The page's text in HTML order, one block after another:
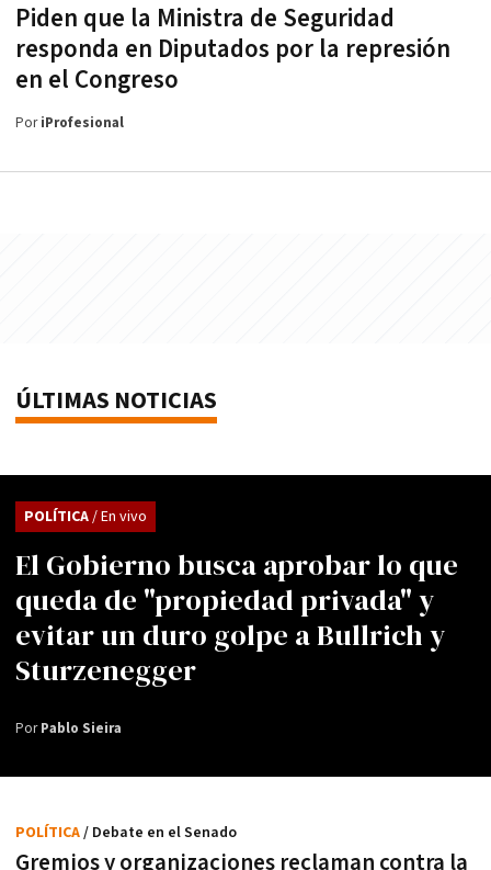
Piden que la Ministra de Seguridad
responda en Diputados por la represión
en el Congreso
PoriProfesional
ÚLTIMAS NOTICIAS
El Gobierno busca aprobar lo que
queda de "propiedad privada" y
evitar un duro golpe a Bullrich y
Sturzenegger
POLÍTICA/ En vivo
PorPablo Sieira
Gremios y organizaciones reclaman contra la
POLÍTICA/ Debate en el Senado